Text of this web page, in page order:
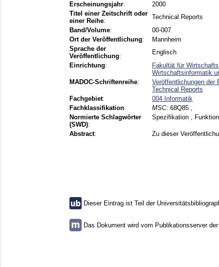
Erscheinungsjahr:
2000
Titel einer Zeitschrift oder
einer Reihe:
Technical Reports
Band/Volume:
00-007
Ort der Veröffentlichung:
Mannheim
Sprache der
Veröffentlichung:
Englisch
Einrichtung:
Fakultät für
Wirtschaftsinformatik
MADOC-Schriftenreihe:
Veröffentlichungen
Technical Reports
Fachgebiet:
004 Informatik
Fachklassifikation: MSC: 68Q85 ,
Normierte Schlagwörter
(SWD):
Spezifikation ,
Abstract: Zu dieser
Dieser Eintrag ist Teil der
Das Dokument wird vom Publikationsserver